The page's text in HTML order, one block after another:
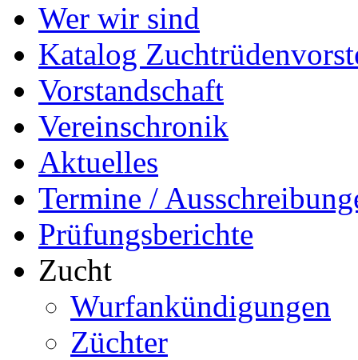
Wer wir sind
Katalog
Vorstandschaft
Vereinschronik
Aktuelles
Termine /
Prüfungsberichte
Zucht
Wurfankündigungen
Züchter